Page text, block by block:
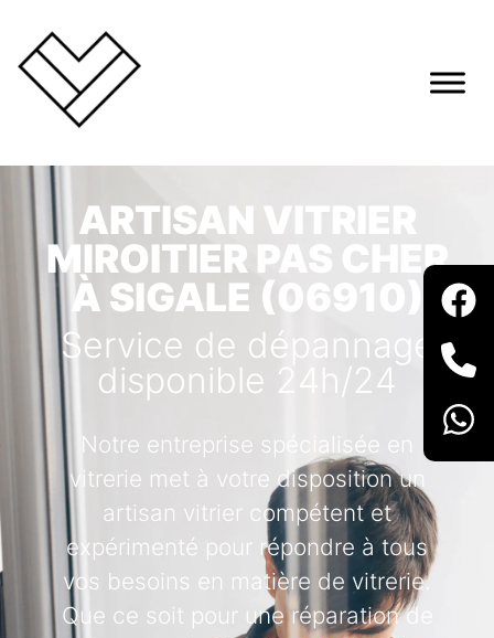
ARTISAN VITRIER
MIROITIER PAS CHER
À SIGALE (06910)
Service de dépannage
disponible 24h/24
Notre entreprise spécialisée en
vitrerie met à votre disposition un
artisan vitrier compétent et
expérimenté pour répondre à tous
vos besoins en matière de vitrerie.
Que ce soit pour une réparation de